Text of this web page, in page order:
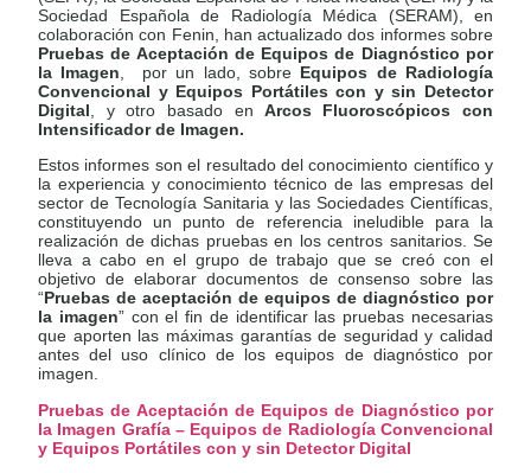
Sociedad Española de Radiología Médica (SERAM), en
colaboración con Fenin, han actualizado dos informes sobre
Pruebas de Aceptación de Equipos de Diagnóstico por
la Imagen
por un lado, sobre Equipos de Radiología
Convencional y Equipos Portátiles con y sin Detector
Digital , y otro basado en Arcos Fluoroscópicos con
Intensificador de Imagen.
Estos informes son el resultado del conocimiento científico y
la experiencia y conocimiento técnico de las empresas del
sector de Tecnología Sanitaria y las Sociedades Científicas,
constituyendo un punto de referencia ineludible para la
realización de dichas pruebas en los centros sanitarios. Se
lleva a cabo en el grupo de trabajo que se creó con el
objetivo de elaborar documentos de consenso sobre las
“Pruebas de aceptación de equipos de diagnóstico por
la imagen” con el fin de identificar las pruebas necesarias
que aporten las máximas garantías de seguridad y calidad
antes del uso clínico de los equipos de diagnóstico por
imagen.
Pruebas de Aceptación de Equipos de Diagnóstico por
la Imagen Grafía – Equipos de Radiología Convencional
y Equipos Portátiles con y sin Detector Digital